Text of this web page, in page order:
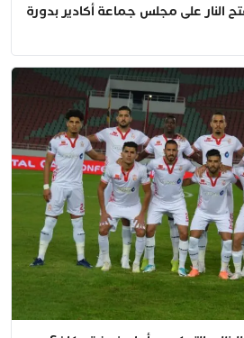
النار على مجلس جماعة أكادير بدورة